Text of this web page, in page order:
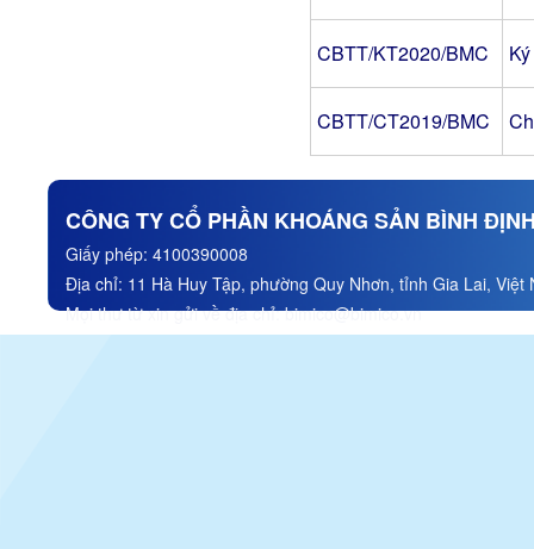
CBTT/KT2020/BMC
CBTT/CT2019/BMC
CÔNG TY CỔ PHẦN KHOÁNG SẢN BÌNH
Giấy phép: 4100390008
Địa chỉ: 11 Hà Huy Tập, phường Quy Nhơn, tỉnh Gia Lai, Việt
Mọi thư từ xin gửi về địa chỉ:bimico@bimico.vn